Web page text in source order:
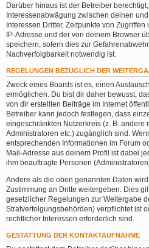
Darüber hinaus ist der Betreiber
Interessenabwägung zwischen deinen
Interessen Dritter, Zeitpunkte von
IP-Adresse und der von deinem Browser
speichern, sofern dies zur
Nachverfolgbarkeit notwendig ist.
REGELUNGEN BEZÜGLICH DER
Zweck eines Boards ist es, einen
ermöglichen. Du bist dir daher bewusst,
von dir erstellten Beiträge im Internet
Betreiber kann jedoch festlegen, dass
eingeschränkten Nutzerkreis (z. B. andere
Administratoren etc.) zugänglich sind.
entsprechenden Informationen im Forum
Mail-Adresse aus deinem Profil ist dabei
ihm beauftragte Personen
Andere als die oben genannten Daten
Zustimmung an Dritte weitergeben. Dies
gesetzlicher Regelungen zur Weitergabe
Strafverfolgungsbehörden) verpflichtet ist
rechtlicher Interessen erforderlich sind.
GESTATTUNG DER KONTAKTAUFNAHME